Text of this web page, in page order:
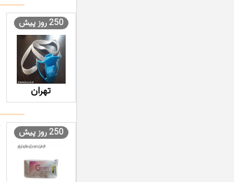
250 روز پیش
تهران
250 روز پیش